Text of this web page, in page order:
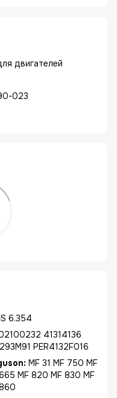
двигателей
023
6.354
41314136
PER4132F016
MF 31 MF 750 MF
MF 820 MF 830 MF